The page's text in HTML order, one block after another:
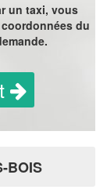
un taxi, vous
du
BOIS